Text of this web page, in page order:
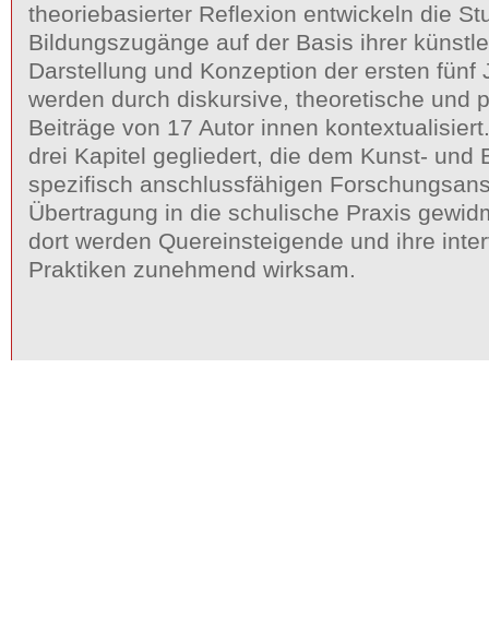
theoriebasierter Reflexion entwickeln die
Bildungszugänge auf der Basis ihrer
Darstellung und Konzeption der ersten fünf
werden durch diskursive, theoretische und
Beiträge von 17 Autor innen
drei Kapitel gegliedert, die dem Kunst- und
spezifisch anschlussfähigen
Übertragung in die schulische Praxis
dort werden Quereinsteigende und ihre
Praktiken zunehmend wirksam.